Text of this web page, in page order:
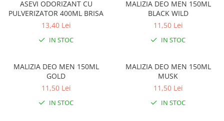
Parfum de camere
Produse de dezinfectare
Rola scame
Solutie de indepartat rugina si
Produse pentru coafat
Sare de baie
Tratament pentru par, conditioner
pentru par, masca de par
Vata demachianta
ASEVI ODORIZANT CU
PULVERIZATOR 400ML BRISA
13,40 Lei
IN STOC
MALIZIA DEO MEN 150ML
BLACK WILD
11,50 Lei
IN STOC
MALIZIA DEO MEN 150ML
GOLD
11,50 Lei
IN STOC
MALIZIA DEO MEN 150ML
MUSK
11,50 Lei
IN STOC